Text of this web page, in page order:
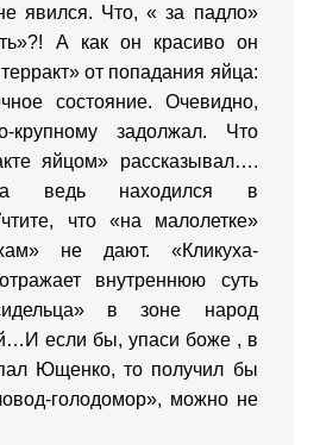
явился. Что, « за падло»
А как он красиво он
от попадания яйца:
состояние. Очевидно,
крупному задолжал. Что
яйцом» рассказывал….
а ведь находился в
что «на малолетке»
не дают. «Кликуха-
внутреннюю суть
в зоне народ
если бы, упаси боже , в
Ющенко, то получил бы
голодомор», можно не